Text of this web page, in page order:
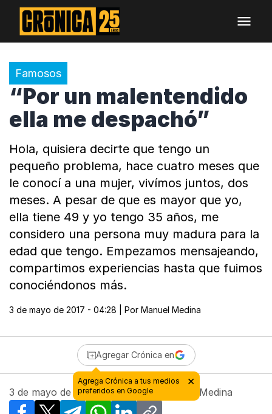
Famosos
“Por un malentendido
ella me despachó”
Hola, quisiera decirte que tengo un
pequeño problema, hace cuatro meses que
le conocí a una mujer, vivímos juntos, dos
meses. A pesar de que es mayor que yo,
ella tiene 49 y yo tengo 35 años, me
considero una persona muy madura para la
edad que tengo. Empezamos mensajeando,
compartimos experiencias hasta que fuimos
conociéndonos más.
3 de mayo de 2017 - 04:28 | Por Manuel Medina
Agregar Crónica en
3 de mayo de 2017 - 04:28| Por Manuel Medina